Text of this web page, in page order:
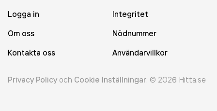
Logga in
Integritet
Om oss
Nödnummer
Kontakta oss
Användarvillkor
Privacy Policy och Cookie Inställningar. © 2026 Hitta.se